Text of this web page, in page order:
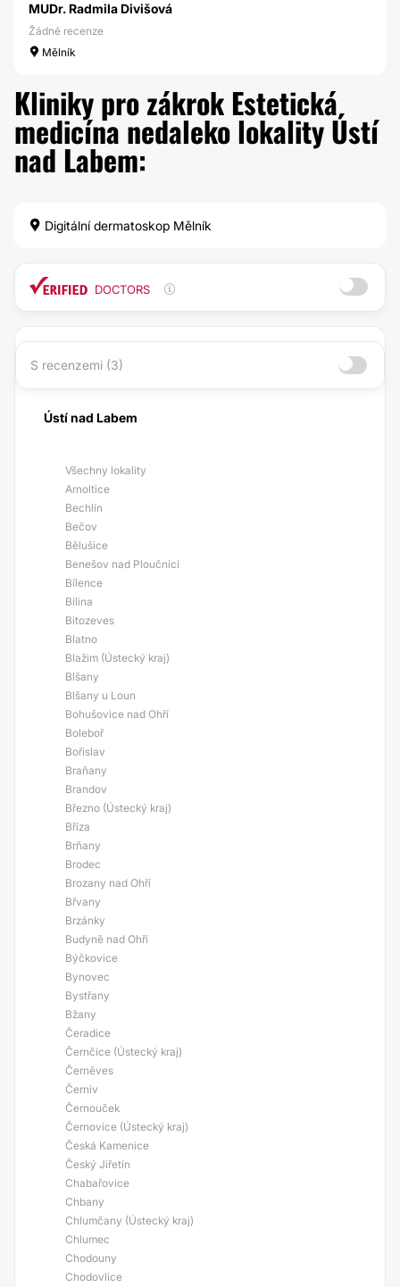
MUDr. Radmila Divišová
Žádné recenze
Mělník
Kliniky pro zákrok Estetická
medicína nedaleko lokality Ústí
nad Labem:
Digitální dermatoskop Mělník
DOCTORS
S recenzemi (3)
Ústí nad Labem
Všechny lokality
Arnoltice
Bechlín
Bečov
Bělušice
Benešov nad Ploučnicí
Bílence
Bílina
Bitozeves
Blatno
Blažim (Ústecký kraj)
Blšany
Blšany u Loun
Bohušovice nad Ohří
Boleboř
Bořislav
Braňany
Brandov
Březno (Ústecký kraj)
Bříza
Brňany
Brodec
Brozany nad Ohří
Břvany
Brzánky
Budyně nad Ohří
Býčkovice
Bynovec
Bystřany
Bžany
Čeradice
Černčice (Ústecký kraj)
Černěves
Černiv
Černouček
Černovice (Ústecký kraj)
Česká Kamenice
Český Jiřetín
Chabařovice
Chbany
Chlumčany (Ústecký kraj)
Chlumec
Chodouny
Chodovlice